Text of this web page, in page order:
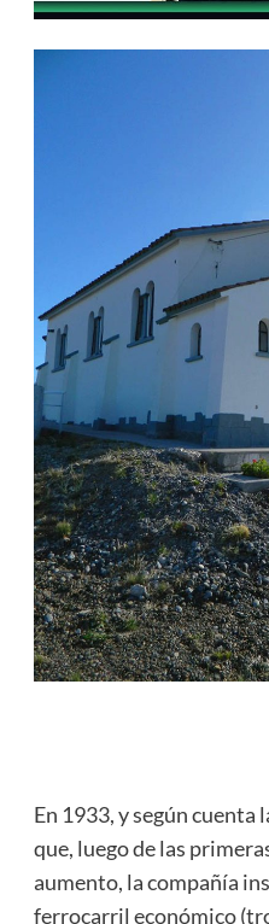
En 1933, y según
que, luego de las
aumento, la compañía
ferrocarril económico